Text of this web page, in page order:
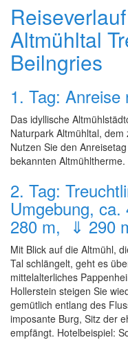
Altmühltal
Beilngries
1. Tag: Anreise
Das idyllische
Naturpark Altmühltal,
Nutzen Sie den
bekannten
2. Tag:
Umgebung,
280 m, ⇓ 290
Mit Blick auf die Altmühl,
Tal schlängelt, geht es
mittelalterliches
Hollerstein steigen Sie
gemütlich entlang des
imposante Burg, Sitz der
empfängt. Hotelbeispiel: